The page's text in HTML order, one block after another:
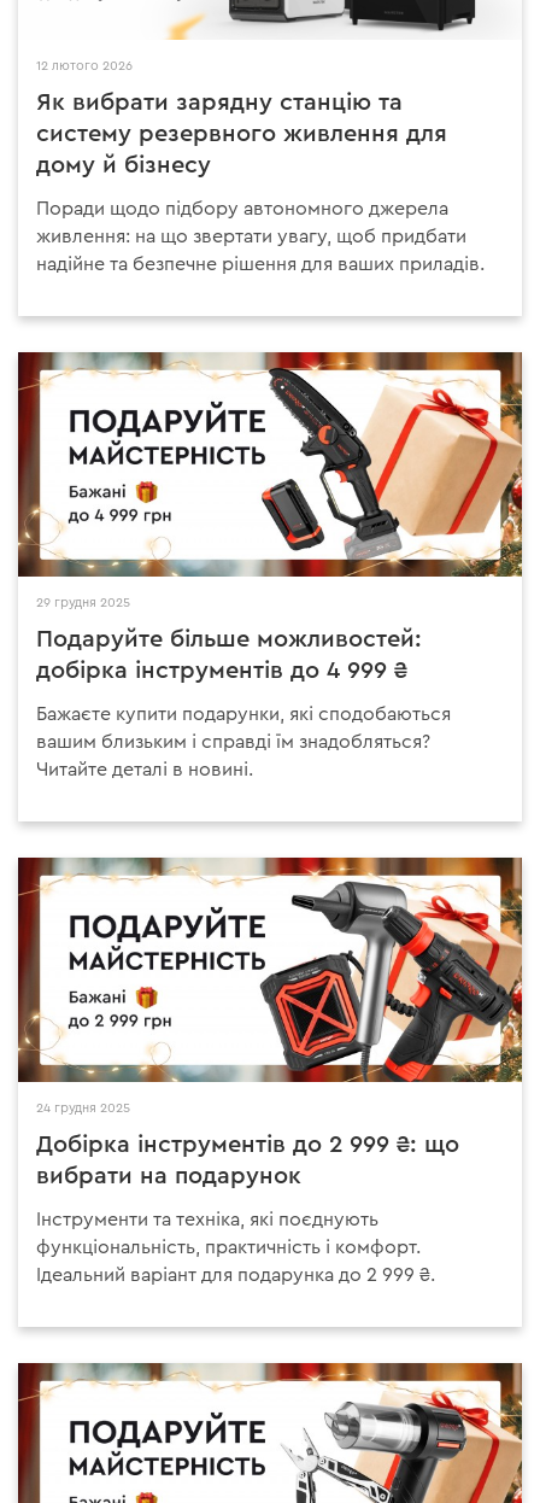
12 лютого 2026
Як вибрати зарядну станцію та
систему резервного живлення для
дому й бізнесу
Поради щодо підбору автономного джерела
живлення: на що звертати увагу, щоб придбати
надійне та безпечне рішення для ваших приладів.
29 грудня 2025
Подаруйте більше можливостей:
добірка інструментів до 4 999 ₴
Бажаєте купити подарунки, які сподобаються
вашим близьким і справді їм знадобляться?
Читайте деталі в новині.
24 грудня 2025
Добірка інструментів до 2 999 ₴: що
вибрати на подарунок
Інструменти та техніка, які поєднують
функціональність, практичність і комфорт.
Ідеальний варіант для подарунка до 2 999 ₴.